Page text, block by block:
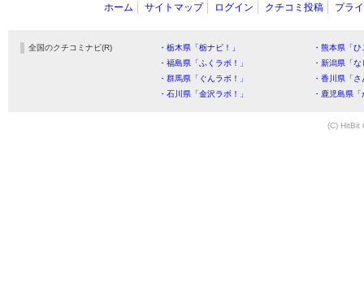
ホーム サイトマップ ログイン クチコミ投稿 プラ
全国のクチコミナビ(R) ・栃木県「栃ナビ！」
・熊本県「
・福島県「ふくラボ！」
・新潟県「
・群馬県「ぐんラボ！」
・香川県「
・石川県「金沢ラボ！」
・鹿児島県
(C) HitBit